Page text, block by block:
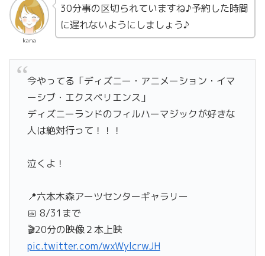
kana
30分事の区切られていますね♪予約した時間
に遅れないようにしましょう♪
今やってる「ディズニー・アニメーション・イマ
ーシブ・エクスペリエンス」
ディズニーランドのフィルハーマジックが好きな
人は絶対行って！！！
泣くよ！
📍六本木森アーツセンターギャラリー
📅 8/31まで
🎬20分の映像２本上映
pic.twitter.com/wxWylcrwJH